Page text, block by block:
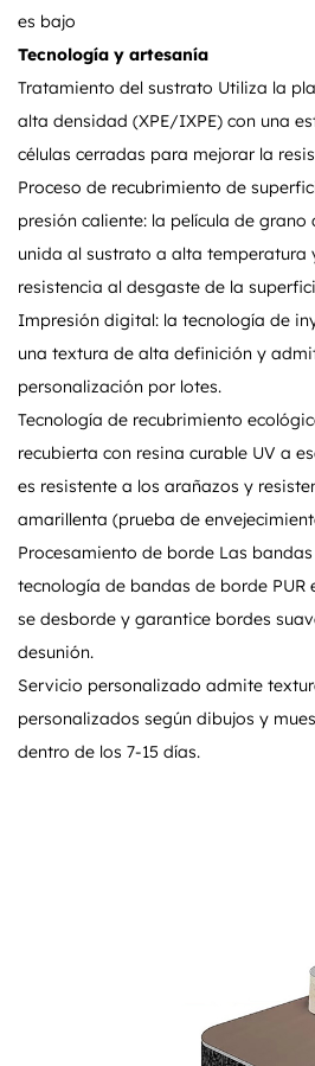
es bajo
Tecnología y artesanía
Tratamiento del sustrato Utiliza la
alta densidad (XPE/IXPE) con una
células cerradas para mejorar la
Proceso de recubrimiento de
presión caliente: la película de grano
unida al sustrato a alta temperatura
resistencia al desgaste de la
Impresión digital: la tecnología de
una textura de alta definición y
personalización por lotes.
Tecnología de recubrimiento
recubierta con resina curable UV a
es resistente a los arañazos y
amarillenta (prueba de
Procesamiento de borde Las
tecnología de bandas de borde PUR
se desborde y garantice bordes
desunión.
Servicio personalizado admite
personalizados según dibujos y
dentro de los 7-15 días.